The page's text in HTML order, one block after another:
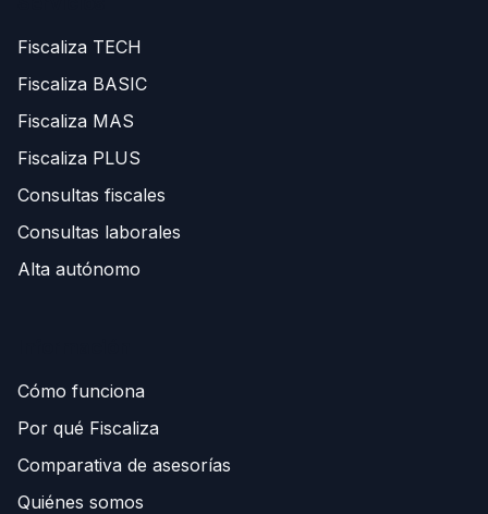
Fiscaliza TECH
Fiscaliza BASIC
Fiscaliza MAS
Fiscaliza PLUS
Consultas fiscales
Consultas laborales
Alta autónomo
Cómo funciona
Por qué Fiscaliza
Comparativa de asesorías
Quiénes somos